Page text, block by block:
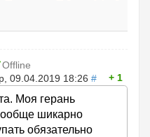
Offline
09.04.2019 18:26 # 1
Моя герань
шикарно
обязательно